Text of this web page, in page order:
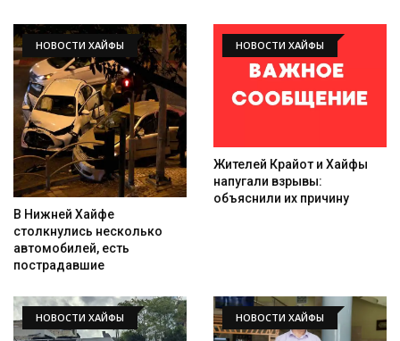
НОВОСТИ ХАЙФЫ
В Нижней Хайфе
столкнулись несколько
автомобилей, есть
пострадавшие
НОВОСТИ ХАЙФЫ
Жителей Крайот и Хайфы
напугали взрывы:
объяснили их причину
НОВОСТИ ХАЙФЫ НОВОСТИ ХАЙФЫ